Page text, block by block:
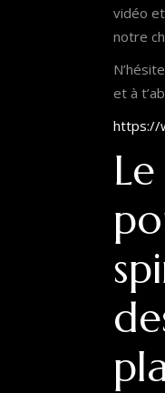
vidéo
notre
et à
https://
Le